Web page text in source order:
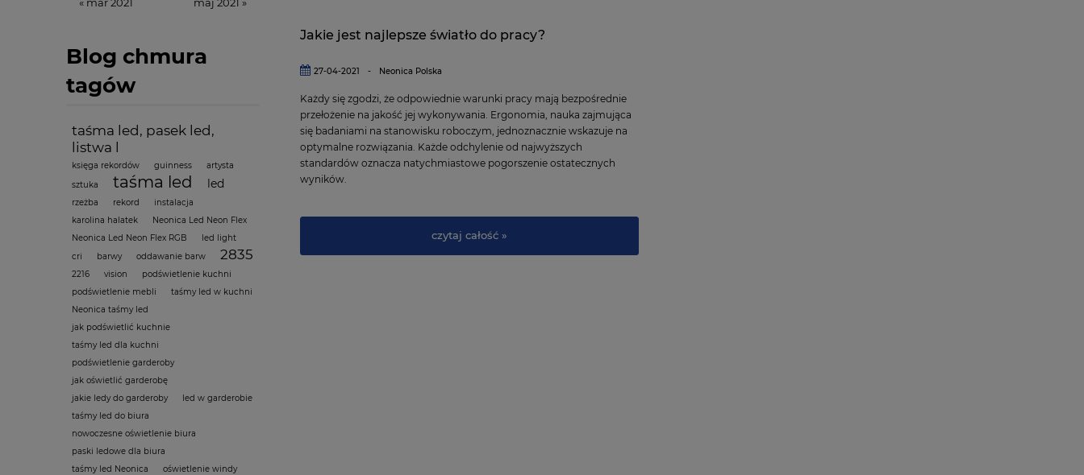
Blog chmura
tagów
taśma led, pasek led,
listwa l
księga rekordów guinness
artysta
sztuka
taśma led led
rzeżba rekord
instalacja
karolina halatek
Neonica Led Neon Flex
Neonica Led Neon Flex RGB
led light
cri
barwy oddawanie barw 2835
2216 vision
podświetlenie kuchni
podświetlenie mebli
taśmy led w kuchni
Neonica taśmy led
jak podświetlić kuchnie
taśmy led dla kuchni
podświetlenie garderoby
jak oświetlić garderobę
jakie ledy do garderoby
led w garderobie
taśmy led do biura
nowoczesne oświetlenie biura
paski ledowe dla biura
taśmy led Neonica
oświetlenie windy
Jakie jest najlepsze światło do pracy?
27-04-2021 - Neonica Polska
Każdy się zgodzi, że odpowiednie warunki pracy mają bezpośrednie
przełożenie na jakość jej wykonywania. Ergonomia, nauka zajmująca
się badaniami na stanowisku roboczym, jednoznacznie wskazuje na
optymalne rozwiązania. Każde odchylenie od najwyższych
standardów oznacza natychmiastowe pogorszenie ostatecznych
wyników.
czytaj całość »